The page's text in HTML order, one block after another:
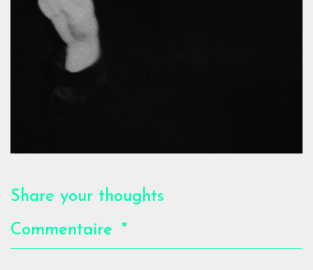
Share your thoughts
Commentaire *